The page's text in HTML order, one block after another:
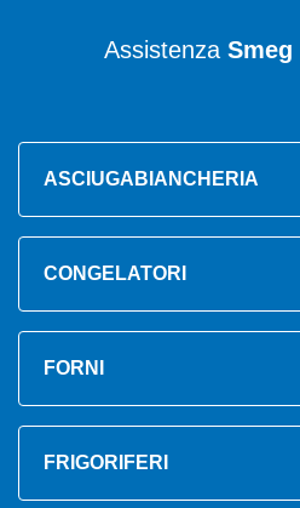
Assistenza Smeg
ASCIUGABIANCHERIA
CONGELATORI
FORNI
FRIGORIFERI